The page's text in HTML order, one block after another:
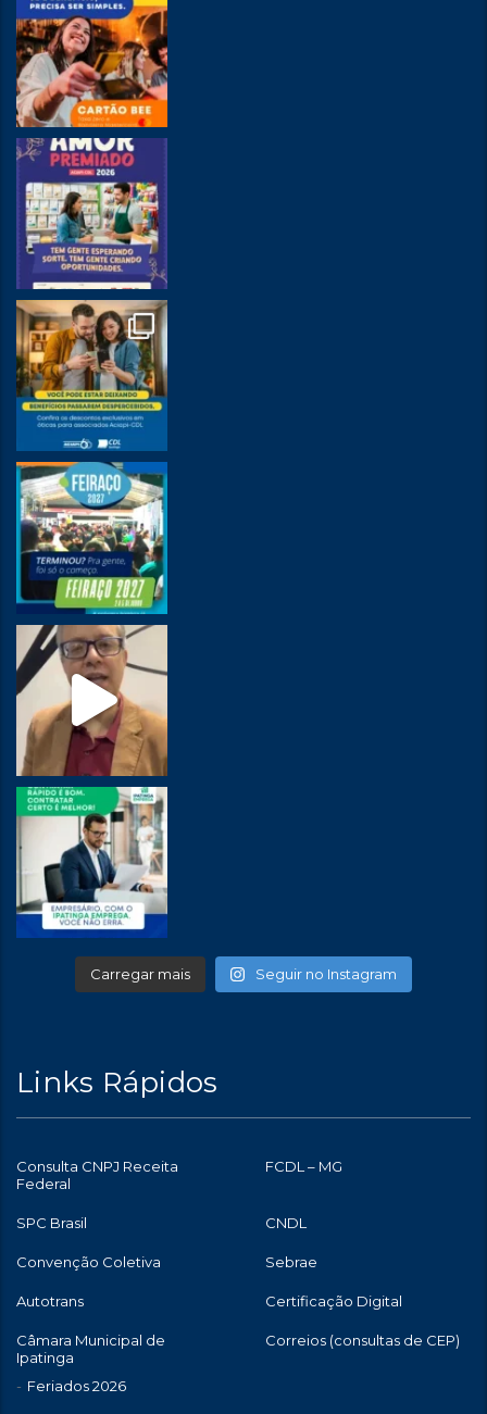
Carregar mais Seguir no Instagram
Links Rápidos
Consulta CNPJ Receita
Federal
FCDL – MG
SPC Brasil CNDL
Convenção Coletiva Sebrae
Autotrans Certificação Digital
Câmara Municipal de
Ipatinga
Feriados 2026
Correios (consultas de CEP)